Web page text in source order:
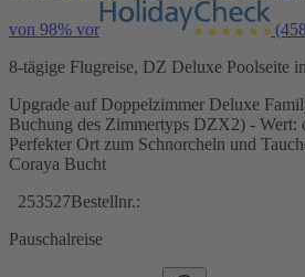
von 98% vor
8-tägige Flugreise, DZ Deluxe Poolseite
Upgrade auf Doppelzimmer Deluxe
Buchung des Zimmertyps DZX2) - Wert:
Perfekter Ort zum Schnorcheln und
Coraya Bucht
253527Bestellnr.:
Pauschalreise